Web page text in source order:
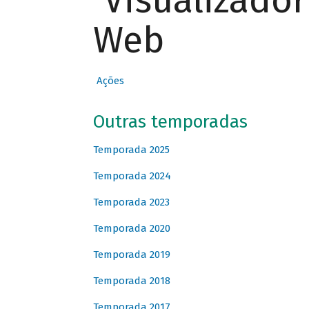
Web
Ações
Outras temporadas
Temporada 2025
Temporada 2024
Temporada 2023
Temporada 2020
Temporada 2019
Temporada 2018